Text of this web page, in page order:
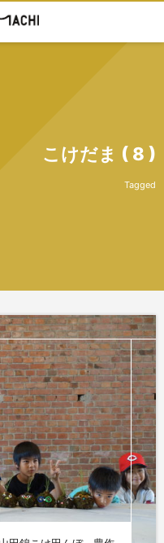
こけだま ( 8 )
Tagged